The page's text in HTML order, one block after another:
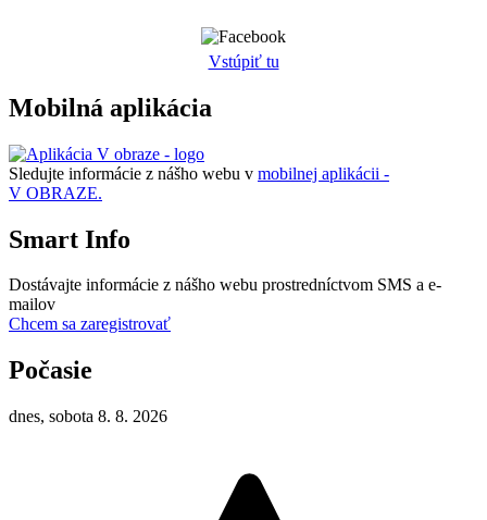
Vstúpiť tu
Mobilná aplikácia
Sledujte informácie z nášho webu v mobilnej aplikácii -
V OBRAZE.
Smart Info
Dostávajte informácie z nášho webu prostredníctvom SMS a e-
mailov
Chcem sa zaregistrovať
Počasie
dnes, sobota 8. 8. 2026